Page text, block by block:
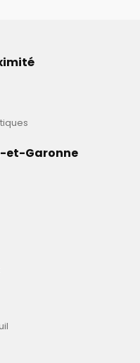
sans fils qui
uniquement pour
salle de réception
principale.
de votre choix
des vidéos de votre
de vidéo format MP4
vos écrans
et-Garonne